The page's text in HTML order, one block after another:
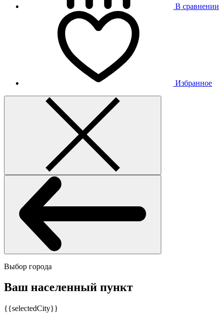
В сравнении
Избранное
Выбор города
Ваш населенный пункт
{{selectedCity}}